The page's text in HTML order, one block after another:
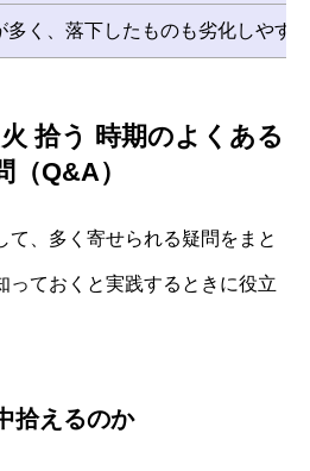
多く、落下したものも劣化しやす
拾う 時期のよくある
（Q&A）
て、多く寄せられる疑問をまと
っておくと実践するときに役立
拾えるのか